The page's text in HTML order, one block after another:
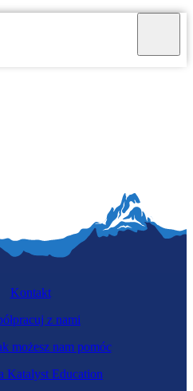
Kontakt
z nami
możesz nam pomóc
Katalyst Education